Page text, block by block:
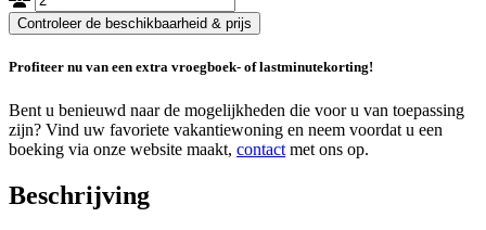
Controleer de beschikbaarheid & prijs
Profiteer nu van een extra vroegboek- of lastminutekorting!
Bent u benieuwd naar de mogelijkheden die voor u van toepassing
zijn? Vind uw favoriete vakantiewoning en neem voordat u een
boeking via onze website maakt, contact met ons op.
Beschrijving